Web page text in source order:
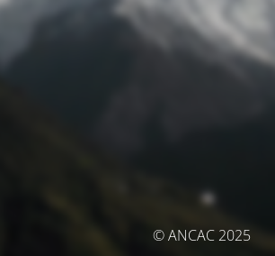
© ANCAC 2025